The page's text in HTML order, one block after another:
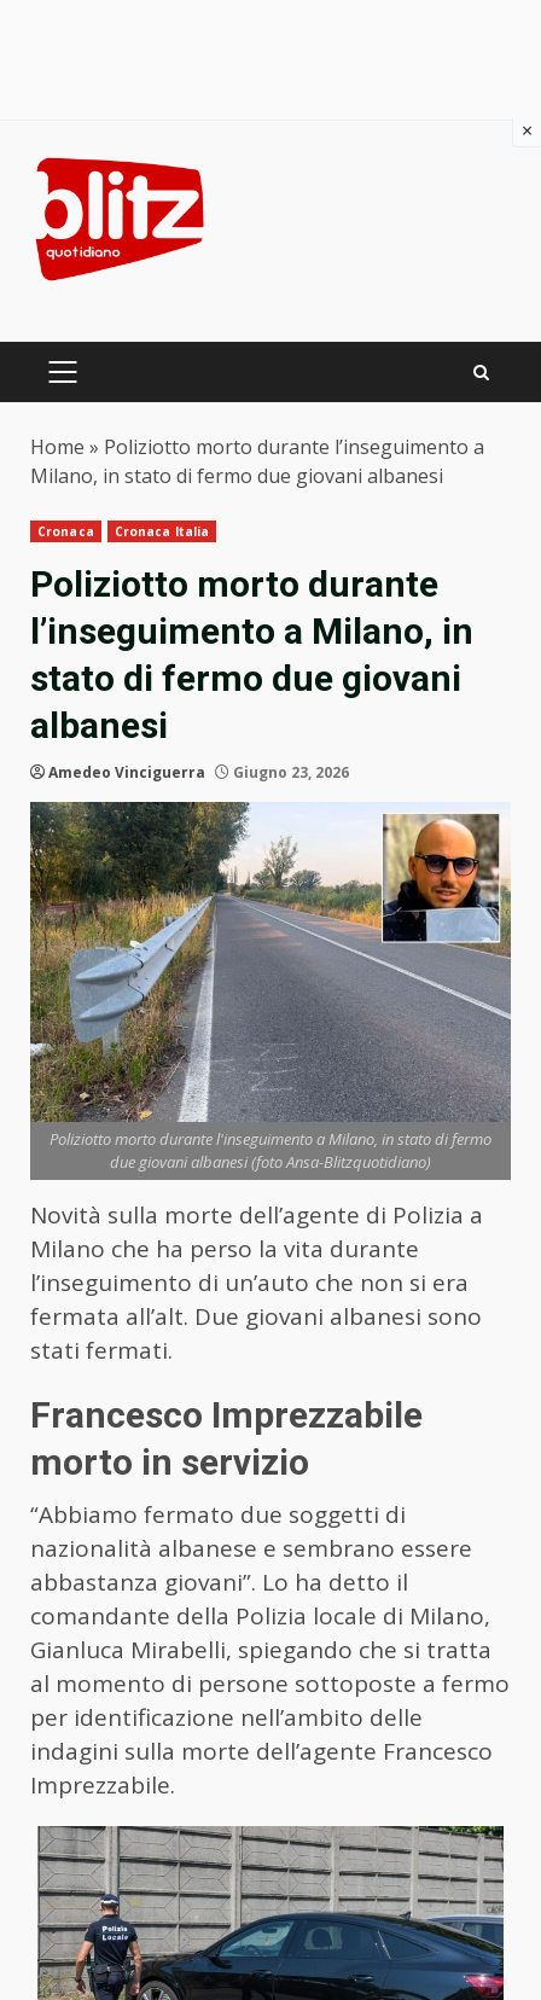
content
PRIMARY
Home » Poliziotto morto durante l’inseguimento a
Milano, in stato di fermo due giovani albanesi
Cronaca Cronaca Italia
Poliziotto morto durante
l’inseguimento a Milano, in
stato di fermo due giovani
albanesi
Amedeo Vinciguerra Giugno 23, 2026
Poliziotto morto durante l'inseguimento a Milano, in stato di fermo
due giovani albanesi (foto Ansa-Blitzquotidiano)
Novità sulla morte dell’agente di Polizia a
Milano che ha perso la vita durante
l’inseguimento di un’auto che non si era
fermata all’alt. Due giovani albanesi sono
stati fermati.
Francesco Imprezzabile
morto in servizio
“Abbiamo fermato due soggetti di
nazionalità albanese e sembrano essere
abbastanza giovani”. Lo ha detto il
comandante della Polizia locale di Milano,
Gianluca Mirabelli, spiegando che si tratta
al momento di persone sottoposte a fermo
per identificazione nell’ambito delle
indagini sulla morte dell’agente Francesco
Imprezzabile.
×